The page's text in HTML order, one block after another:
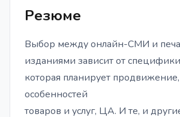
Резюме
Выбор между онлайн-СМИ и
изданиями зависит от
которая планирует продвижение,
особенностей
товаров и услуг, ЦА. И те, и